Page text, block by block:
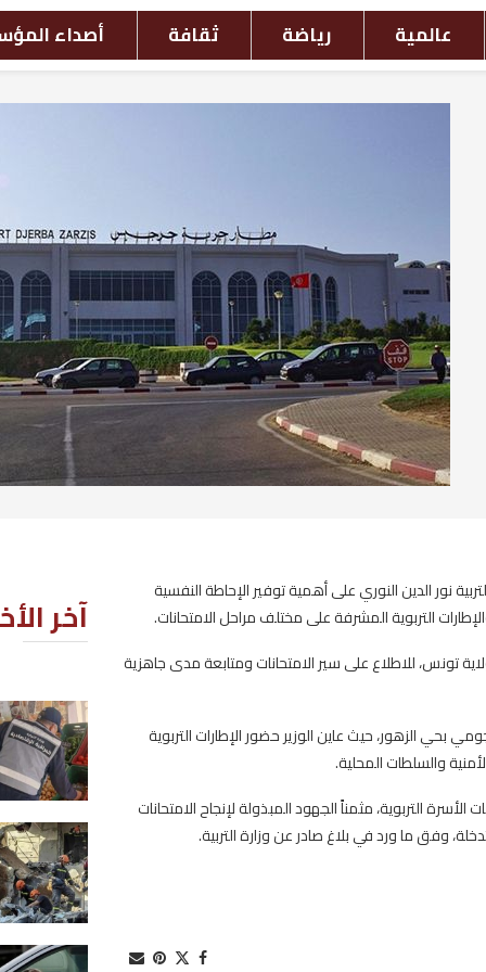
ثقافة أصداء المؤسسات أحداث بالصور
النفسية
مدى جاهزية
آخر الأخبار
أريانة: تسجيل 522 مخالفة
خلال شهر جويلية
ارتفاع حصيلة ضحايا عدوان الكيان
لبنان إلى اكثر من
وزارة الأسرة: دراسة لوضع خذة